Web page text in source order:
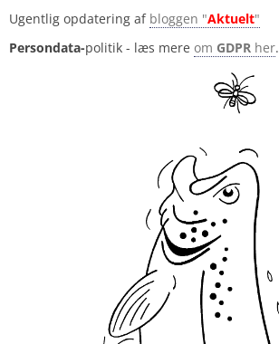
Ugentlig opdatering af bloggen "Aktuelt"
Persondata-politik - læs mere om GDPR her.